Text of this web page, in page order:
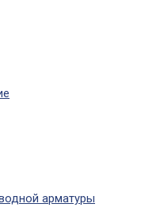
арматуры